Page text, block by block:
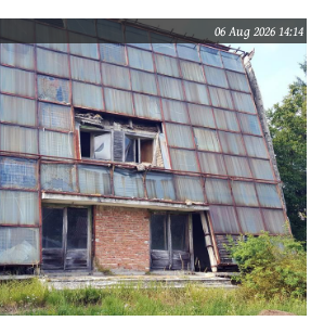
06 Aug 2026 14:14